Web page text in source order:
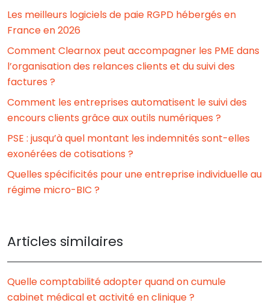
Les meilleurs logiciels de paie RGPD hébergés en
France en 2026
Comment Clearnox peut accompagner les PME dans
l’organisation des relances clients et du suivi des
factures ?
Comment les entreprises automatisent le suivi des
encours clients grâce aux outils numériques ?
PSE : jusqu’à quel montant les indemnités sont-elles
exonérées de cotisations ?
Quelles spécificités pour une entreprise individuelle au
régime micro-BIC ?
Articles similaires
Quelle comptabilité adopter quand on cumule
cabinet médical et activité en clinique ?